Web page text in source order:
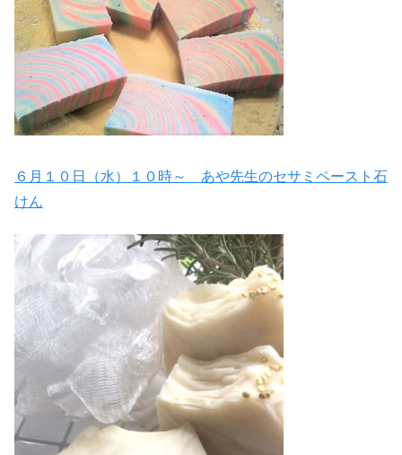
６月１０日（水）１０時～ あや先生のセサミペースト石
けん